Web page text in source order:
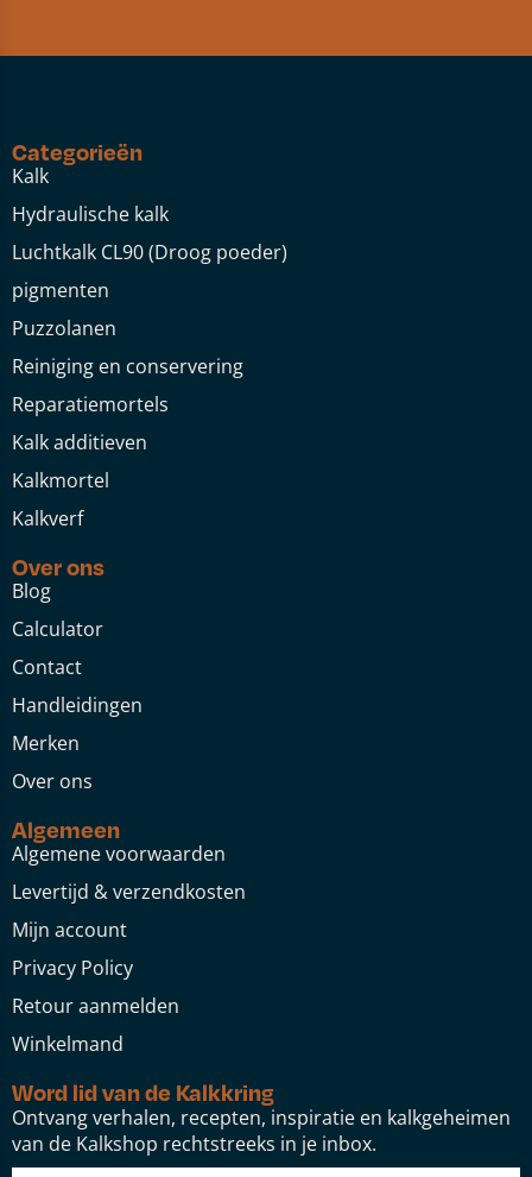
Categorieën
Kalk
Hydraulische kalk
Luchtkalk CL90 (Droog poeder)
pigmenten
Puzzolanen
Reiniging en conservering
Reparatiemortels
Kalk additieven
Kalkmortel
Kalkverf
Over ons
Blog
Calculator
Contact
Handleidingen
Merken
Over ons
Algemeen
Algemene voorwaarden
Levertijd & verzendkosten
Mijn account
Privacy Policy
Retour aanmelden
Winkelmand
Word lid van de Kalkkring
Ontvang verhalen, recepten, inspiratie en kalkgeheimen
van de Kalkshop rechtstreeks in je inbox.